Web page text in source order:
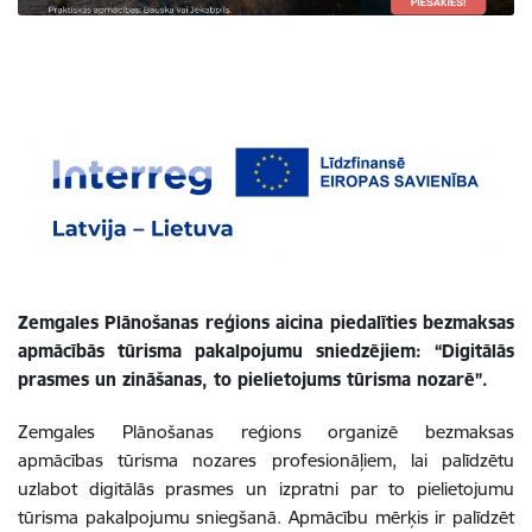
Zemgales Plānošanas reģions aicina piedalīties bezmaksas
apmācībās tūrisma pakalpojumu sniedzējiem: “Digitālās
prasmes un zināšanas, to pielietojums tūrisma nozarē”.
Zemgales Plānošanas reģions organizē bezmaksas
apmācības tūrisma nozares profesionāļiem, lai palīdzētu
uzlabot digitālās prasmes un izpratni par to pielietojumu
tūrisma pakalpojumu sniegšanā. Apmācību mērķis ir palīdzēt